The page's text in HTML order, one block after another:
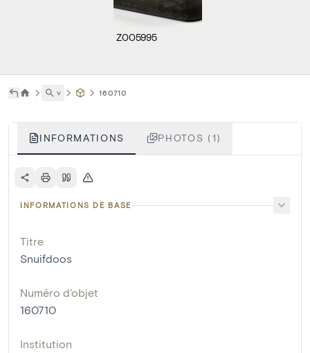
Z005995
˅ 160710
INFORMATIONS PHOTOS (1)
INFORMATIONS DE BASE
Titre
Snuifdoos
Numéro d'objet
160710
Institution